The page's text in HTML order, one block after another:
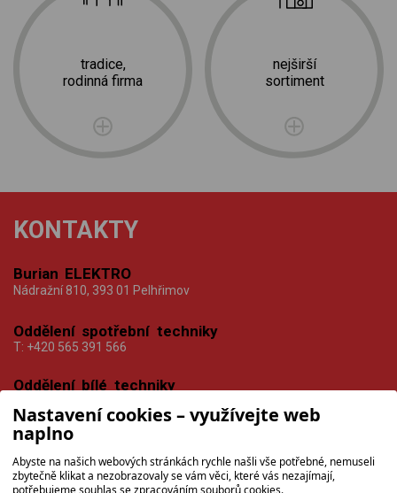
tradice,
rodinná firma
nejširší
sortiment
KONTAKTY
Burian ELEKTRO
Nádražní 810, 393 01 Pelhřimov
Oddělení spotřební techniky
T: +420 565 391 566
Oddělení bílé techniky
Prodejní doba
PO-PÁ
8:30 — 12:30 13:30 — 17:00
SO9:00 — 11:00
Nastavení cookies – využívejte web
naplno
Abyste na našich webových stránkách rychle našli vše potřebné, nemuseli
zbytečně klikat a nezobrazovaly se vám věci, které vás nezajímají,
potřebujeme souhlas se zpracováním souborů cookies.